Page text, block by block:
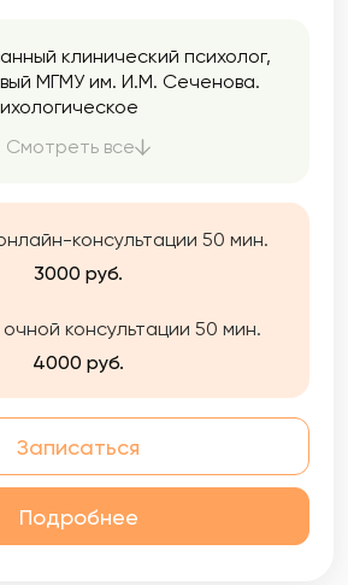
клинический психолог,
МГМУ им. И.М. Сеченова.
супервизора и
где я начала
психотерапии
Смотреть все
консультации 50 мин.
3000 руб.
консультации 50 мин.
4000 руб.
Записаться
Подробнее